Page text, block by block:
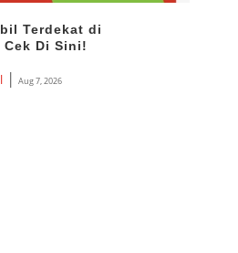
Terdekat di
Cek Di Sini!
| Aug 7, 2026